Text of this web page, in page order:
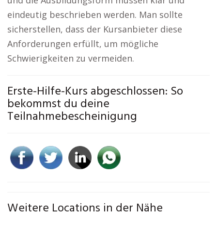
eindeutig beschrieben werden. Man sollte
sicherstellen, dass der Kursanbieter diese
Anforderungen erfüllt, um mögliche
Schwierigkeiten zu vermeiden.
Erste-Hilfe-Kurs abgeschlossen: So
bekommst du deine
Teilnahmebescheinigung
Weitere Locations in der Nähe